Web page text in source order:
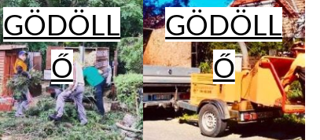
GÖDÖLL
Ő
GÖDÖLL
Ő